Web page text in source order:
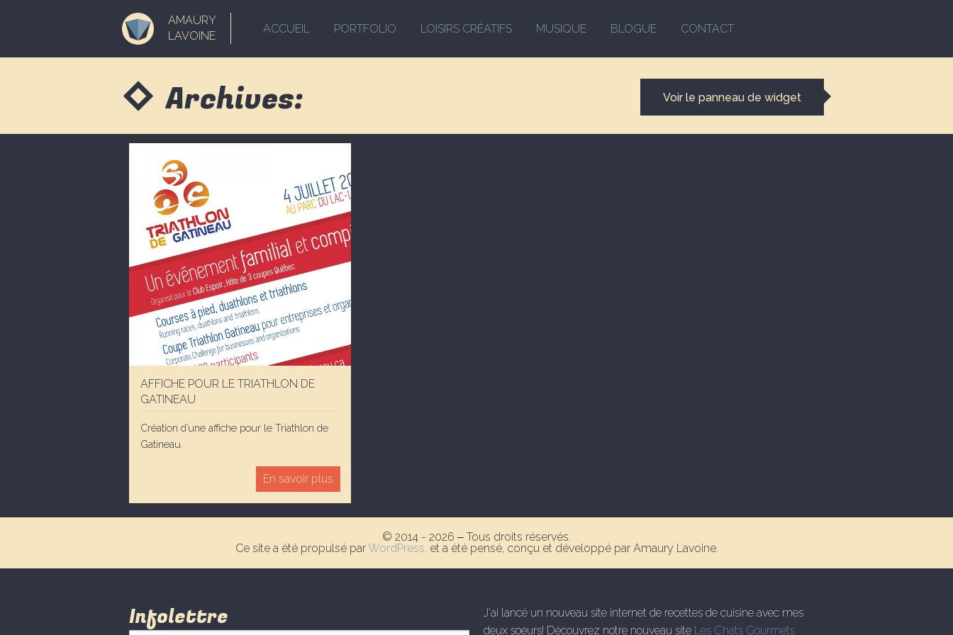
AMAURY
LAVOINE
ACCUEIL PORTFOLIO LOISIRS CRÉATIFS MUSIQUE BLOGUE CONTACT
Archives: Voir le panneau de widget
AFFICHE POUR LE TRIATHLON DE
GATINEAU
Création d’une affiche pour le Triathlon de
Gatineau.
En savoir plus
© 2014 - 2026 ‒ Tous droits réservés.
Ce site a été propulsé parWordPress, et a été pensé, conçu et développé par Amaury Lavoine.
Infolettre
J'ai lancé un nouveau site internet de recettes de cuisine avec mes
deux soeurs! Découvrez notre nouveau site Les Chats Gourmets